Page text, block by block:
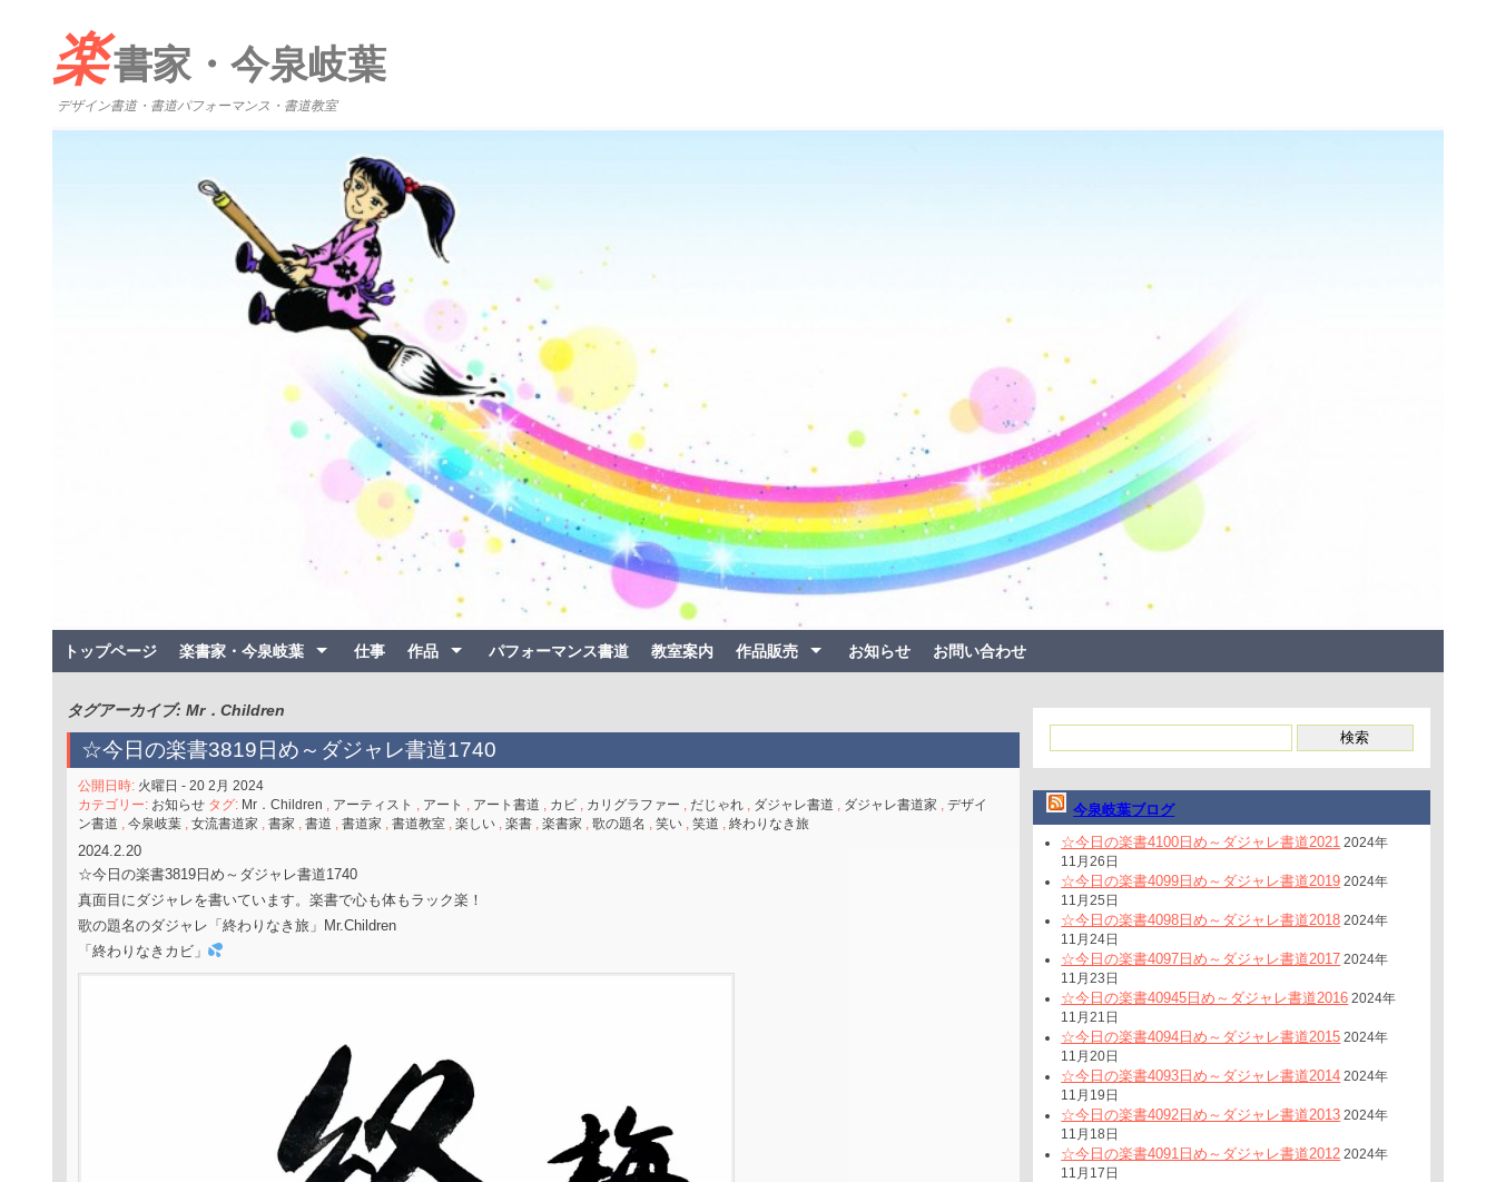
楽書家・今泉岐葉
デザイン書道・書道パフォーマンス・書道教室
トップページ 楽書家・今泉岐葉 仕事 作品 パフォーマンス書道 教室案内 作品販売 お知らせ お問い合わせ
タグアーカイブ: Mr．Children
☆今日の楽書3819日め～ダジャレ書道1740
公開日時: 火曜日 - 20 2月 2024
カテゴリー: お知らせタグ: Mr．Children アーティスト アート アート書道 カビ, カリグラファー だじゃれ, ダジャレ書道 ダジャレ書道家
デザイ
ン書道
今泉岐葉, 女流書道家 書家 書道 書道家 書道教室, 楽しい, 楽書, 楽書家 歌の題名 笑い, 笑道 終わりなき旅
2024.2.20
☆今日の楽書3819日め～ダジャレ書道1740
真面目にダジャレを書いています。楽書で心も体もラック楽！
歌の題名のダジャレ「終わりなき旅」Mr.Children
「終わりなきカビ」
今泉岐葉ブログ
☆今日の楽書4100日め～ダジャレ書道2021 2024年
11月26日
☆今日の楽書4099日め～ダジャレ書道2019 2024年
11月25日
☆今日の楽書4098日め～ダジャレ書道2018 2024年
11月24日
☆今日の楽書4097日め～ダジャレ書道2017 2024年
11月23日
☆今日の楽書40945日め～ダジャレ書道2016 2024年
11月21日
☆今日の楽書4094日め～ダジャレ書道2015 2024年
11月20日
☆今日の楽書4093日め～ダジャレ書道2014 2024年
11月19日
☆今日の楽書4092日め～ダジャレ書道2013 2024年
11月18日
☆今日の楽書4091日め～ダジャレ書道2012 2024年
11月17日